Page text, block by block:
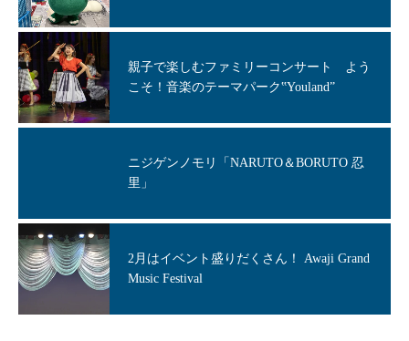
親子で楽しむファミリーコンサート よう
こそ！音楽のテーマパーク‟Youland”
ニジゲンノモリ「NARUTO＆BORUTO 忍
里」
2月はイベント盛りだくさん！ Awaji Grand
Music Festival